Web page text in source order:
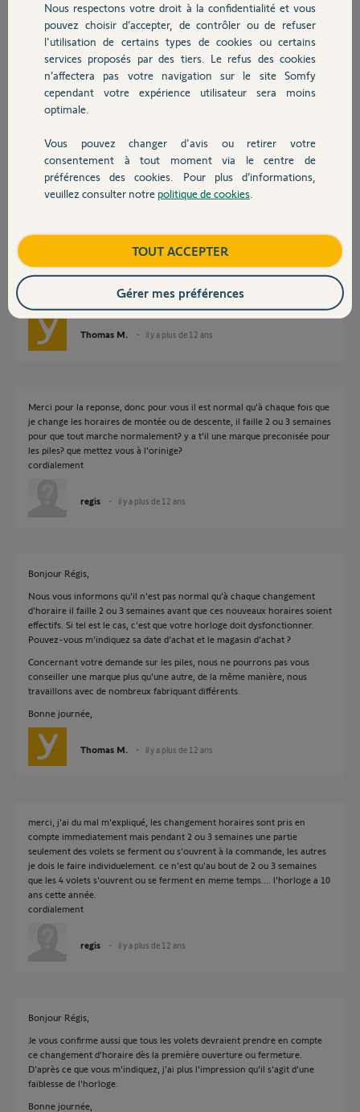
Chauffage
Autres produits
Devis avec un pro
Contact
?? merci de votre aide
regis
il y a plus de 12 ans
Participer au fil de discussion
Réponses
Bonjour Régis,
pouvoir assurer une utilisation pérenne de votre horloge.
1,5 V DC type AAA LR03.
Thomas M. il y a plus de 12 ans
Merci pour la reponse, donc pour vous il est normal qu'à chaque fois que
je change les horaires de montée ou de descente, il faille 2 ou 3 semaines
pour que tout marche normalement? y a t'il une marque preconisée pour
les piles? que mettez vous à l'orinige?
cordialement
regis il y a plus de 12 ans
Bonjour Régis,
Nous vous informons qu'il n'est pas normal qu'à chaque changement
d'horaire il faille 2 ou 3 semaines avant que ces nouveaux horaires soient
effectifs. Si tel est le cas, c'est que votre horloge doit dysfonctionner.
Pouvez-vous m'indiquez sa date d'achat et le magasin d'achat ?
Concernant votre demande sur les piles, nous ne pourrons pas vous
conseiller une marque plus qu'une autre, de la même manière, nous
travaillons avec de nombreux fabriquant différents.
Bonne journée,
Thomas M. il y a plus de 12 ans
merci, j'ai du mal m'expliqué, les changement horaires sont pris en
compte immediatement mais pendant 2 ou 3 semaines une partie
seulement des volets se ferment ou s'ouvrent à la commande, les autres
je dois le faire individuelement. ce n'est qu'au bout de 2 ou 3 semaines
que les 4 volets s'ouvrent ou se ferment en meme temps.... l'horloge a 10
ans cette année.
cordialement
regis il y a plus de 12 ans
Bonjour Régis,
Je vous confirme aussi que tous les volets devraient prendre en compte
ce changement d'horaire dès la première ouverture ou fermeture.
D'après ce que vous m'indiquez, j'ai plus l'impression qu'il s'agit d'une
faiblesse de l'horloge.
Bonne journée,
Nous respectons votre droit à la confidentialité et vous
pouvez choisir d’accepter, de contrôler ou de refuser
l'utilisation de certains types de cookies ou certains
services proposés par des tiers. Le refus des cookies
n’affectera pas votre navigation sur le site Somfy
cependant votre expérience utilisateur sera moins
optimale.
Vous pouvez changer d'avis ou retirer votre
consentement à tout moment via le centre de
préférences des cookies. Pour plus d’informations,
veuillez consulter notre politique de cookies
TOUT ACCEPTER
Gérer mes préférences